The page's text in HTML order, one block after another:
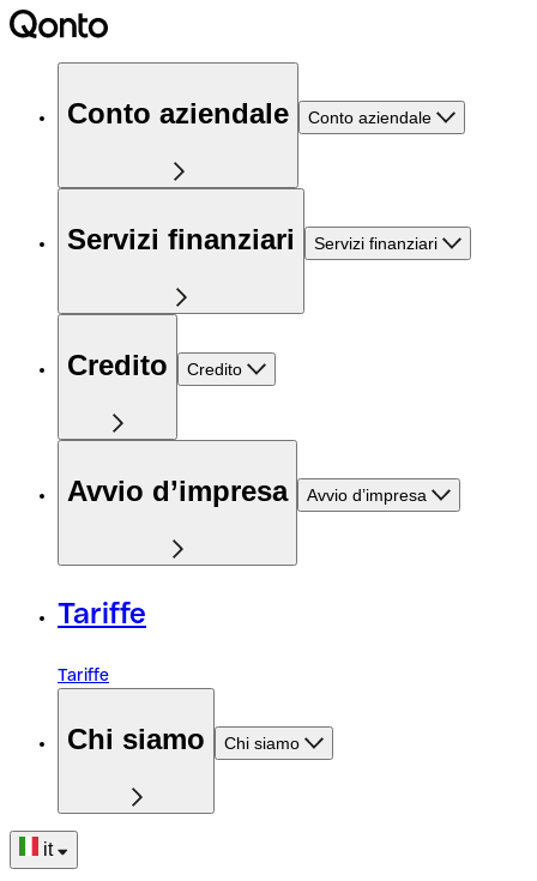
Conto aziendale Conto aziendale
Servizi finanziari Servizi finanziari
Credito Credito
Avvio d’impresa Avvio d’impresa
Tariffe
Tariffe
Chi siamo Chi siamo
it